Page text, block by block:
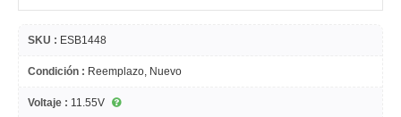
SKU : ESB1448
Condición : Reemplazo, Nuevo
Voltaje : 11.55V